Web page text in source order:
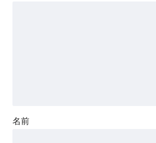
名前